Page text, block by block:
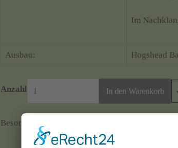
Im
Ausbau: Hogshead
Anzahl
Besonderheit: un-chillfiltered, Natural Colour,